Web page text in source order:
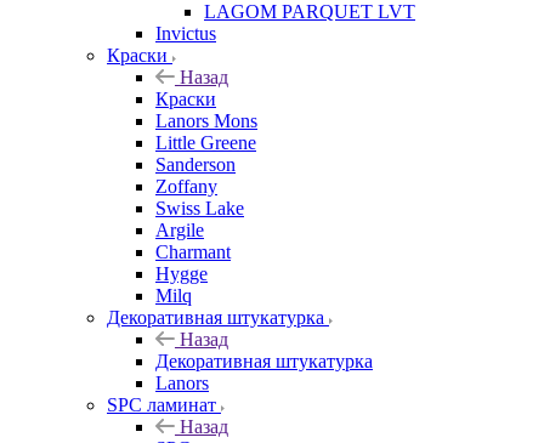
LAGOM PARQUET LVT
Invictus
Краски
Назад
Краски
Lanors Mons
Little Greene
Sanderson
Zoffany
Swiss Lake
Argile
Charmant
Hygge
Milq
Декоративная штукатурка
Назад
Декоративная штукатурка
Lanors
SPC ламинат
Назад